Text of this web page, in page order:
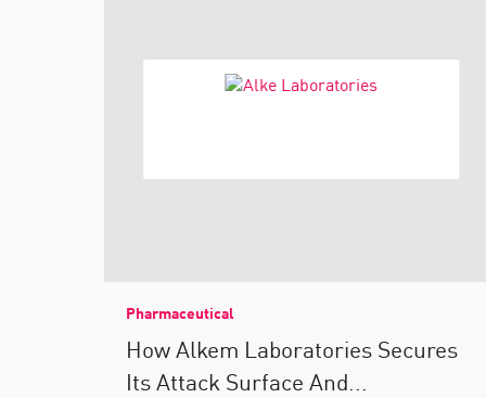
Pharmaceutical
How Alkem Laboratories Secures
Its Attack Surface And...